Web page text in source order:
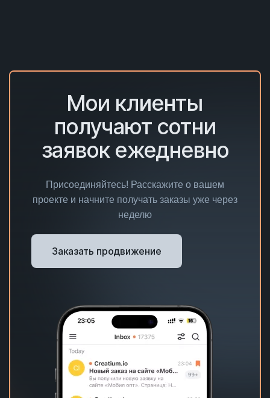
Мои клиенты
получают сотни
заявок ежедневно
Присоединяйтесь! Расскажите о вашем
проекте и начните получать заказы уже через
неделю
Заказать продвижение